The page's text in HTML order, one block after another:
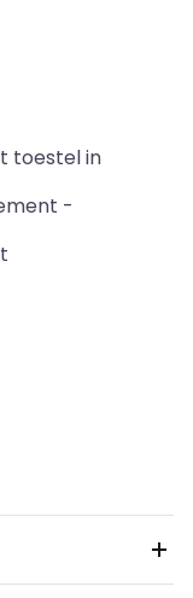
toestel in
-